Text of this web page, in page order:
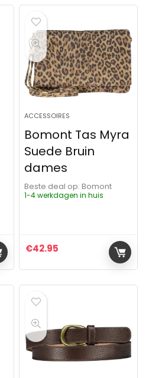
ACCESSOIRES
Bomont Tas Myra
Suede Bruin
dames
Beste deal op:
Bomont
1-4 werkdagen in huis
€42.95